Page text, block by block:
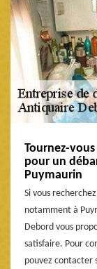
Tournez-
pour un
Puymaurin
Si vous
notamment à
Debord vous
satisfaire. Pour
pouvez contacter